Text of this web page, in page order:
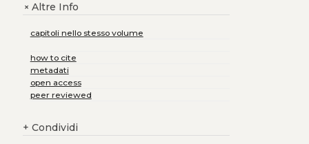
+Altre Info
capitoli nello stesso volume
how to cite
metadati
open access
peer reviewed
+ Condividi